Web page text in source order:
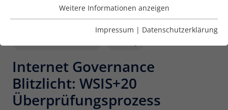
Internet Governance
Blitzlicht: WSIS+20
Überprüfungsprozess
Nutzungsanalyse
Cookies zur Nutzungsanalyse ermöglichen es uns zu
Anbieter Matomo
Laufzeit 6 Monate
Weitere Informationen anzeigen
Impressum | Datenschutzerklärung